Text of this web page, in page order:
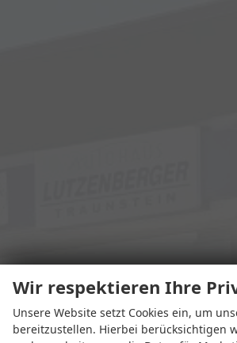
Wir respektieren Ihre
Unsere Website setzt Cookies ein, um
bereitzustellen. Hierbei berücksichtigen